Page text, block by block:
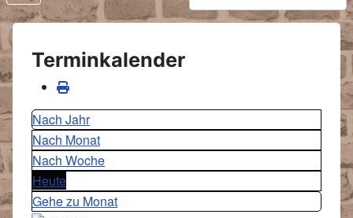
Terminkalender
Nach Jahr
Nach Monat
Nach Woche
Heute
Gehe zu Monat